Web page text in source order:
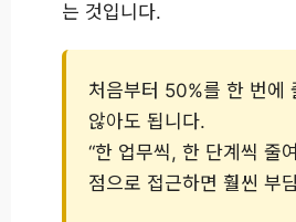
는 것입니다.
처음부터 50%를 한 번에
않아도 됩니다.
“한 업무씩, 한 단계씩 줄
점으로 접근하면 훨씬 부